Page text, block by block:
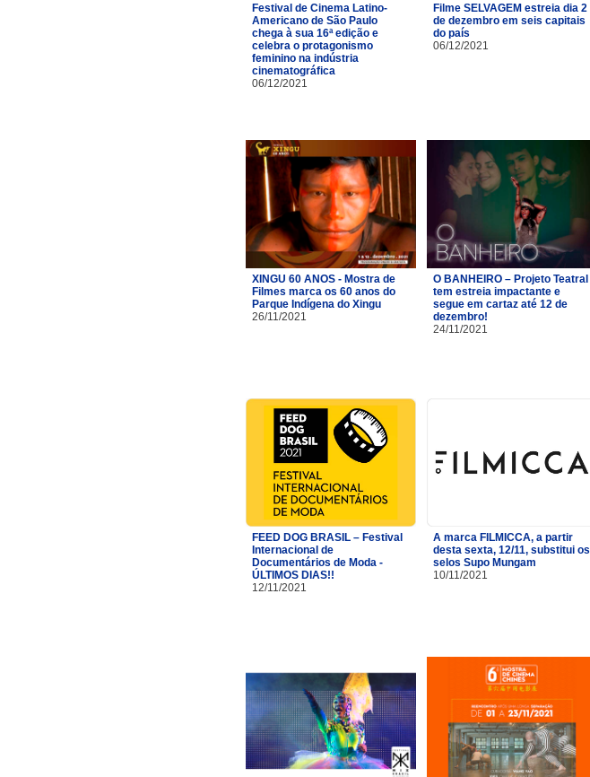
Festival de Cinema Latino-
Americano de São Paulo
chega à sua 16ª edição e
celebra o protagonismo
feminino na indústria
cinematográfica
06/12/2021
Filme SELVAGEM estreia dia 2
de dezembro em seis capitais
do país
06/12/2021
XINGU 60 ANOS - Mostra de
Filmes marca os 60 anos do
Parque Indígena do Xingu
26/11/2021
O BANHEIRO – Projeto Teatral
tem estreia impactante e
segue em cartaz até 12 de
dezembro!
24/11/2021
FEED DOG BRASIL – Festival
Internacional de
Documentários de Moda -
ÚLTIMOS DIAS!!
12/11/2021
A marca FILMICCA, a partir
desta sexta, 12/11, substitui os
selos Supo Mungam
10/11/2021